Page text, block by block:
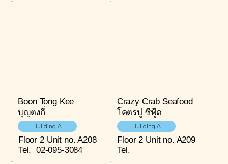
Boon Tong Kee
บุญตงกี่
Building A
Floor 2 Unit no. A208
Tel. 02-095-3084
Crazy Crab Seafood
โคตรปู ซีฟู้ด
Building A
Floor 2 Unit no. A209
Tel.